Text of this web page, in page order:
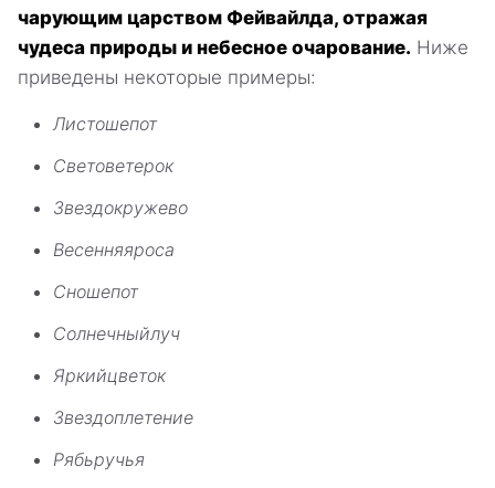
чарующим царством Фейвайлда, отражая
чудеса природы и небесное очарование. Ниже
приведены некоторые примеры:
Листошепот
Световетерок
Звездокружево
Весенняяроса
Сношепот
Солнечныйлуч
Яркийцветок
Звездоплетение
Рябьручья